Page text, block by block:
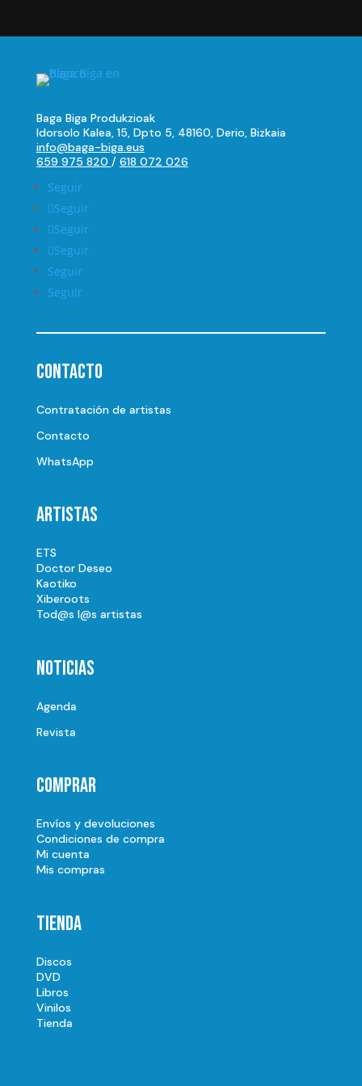
Baga Biga Produkzioak
Idorsolo Kalea, 15, Dpto 5, 48160, Derio, Bizkaia
info@baga-biga.eus
659 975 820 / 618 072 026
Seguir
Seguir
Seguir
Seguir
Seguir
Seguir
Contacto
Contratación de artistas
Contacto
WhatsApp
Artistas
ETS
Doctor Deseo
Kaotiko
Xiberoots
Tod@s l@s artistas
Noticias
Agenda
Revista
Comprar
Envíos y devoluciones
Condiciones de compra
Mi cuenta
Mis compras
Tienda
Discos
DVD
Libros
Vinilos
Tienda